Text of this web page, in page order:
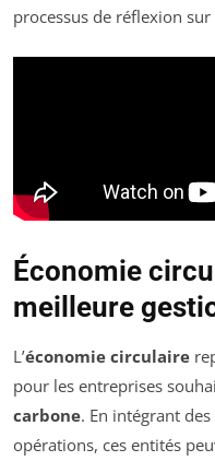
processus de réflexion
Économie
meilleure
L’économie circulaire
pour les entreprises
carbone. En intégrant
opérations, ces entités